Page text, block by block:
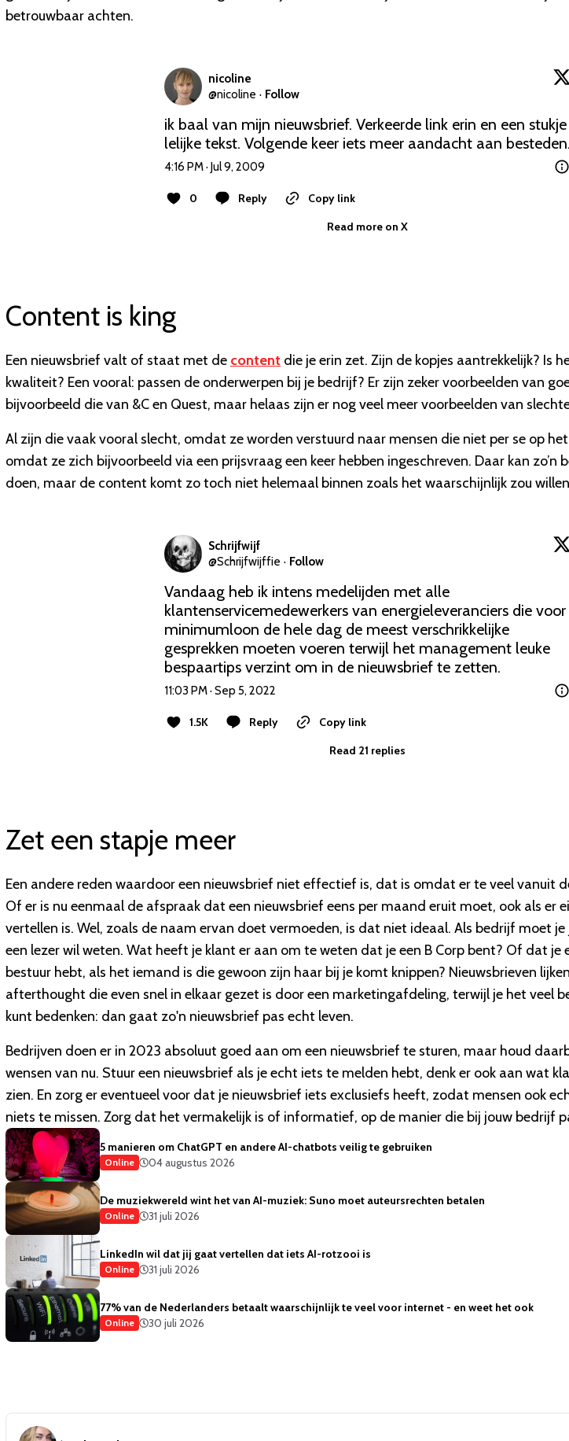
betrouwbaar achten.
nicoline
@nicoline · Follow
ik baal van mijn nieuwsbrief. Verkeerde link erin en een stukje
lelijke tekst. Volgende keer iets meer aandacht aan besteden.
4:16 PM · Jul 9, 2009
0 Reply
Copy link
Read more on X
Content is king
Een nieuwsbrief valt of staat met de content die je erin zet. Zijn de kopjes aantrekkelijk? Is
kwaliteit? Een vooral: passen de onderwerpen bij je bedrijf? Er zijn zeker voorbeelden van
bijvoorbeeld die van &C en Quest, maar helaas zijn er nog veel meer voorbeelden van
Al zijn die vaak vooral slecht, omdat ze worden verstuurd naar mensen die niet per se op
omdat ze zich bijvoorbeeld via een prijsvraag een keer hebben ingeschreven. Daar kan zo’n
doen, maar de content komt zo toch niet helemaal binnen zoals het waarschijnlijk zou
Schrijfwijf
@Schrijfwijffie · Follow
Vandaag heb ik intens medelijden met alle
klantenservicemedewerkers van energieleveranciers die voor
minimumloon de hele dag de meest verschrikkelijke
gesprekken moeten voeren terwijl het management leuke
bespaartips verzint om in de nieuwsbrief te zetten.
11:03 PM · Sep 5, 2022
1.5K Reply
Copy link
Read 21 replies
Zet een stapje meer
Een andere reden waardoor een nieuwsbrief niet effectief is, dat is omdat er te veel vanuit
Of er is nu eenmaal de afspraak dat een nieuwsbrief eens per maand eruit moet, ook als er
vertellen is. Wel, zoals de naam ervan doet vermoeden, is dat niet ideaal. Als bedrijf moet
een lezer wil weten. Wat heeft je klant er aan om te weten dat je een B Corp bent? Of dat je
bestuur hebt, als het iemand is die gewoon zijn haar bij je komt knippen? Nieuwsbrieven
afterthought die even snel in elkaar gezet is door een marketingafdeling, terwijl je het veel
kunt bedenken: dan gaat zo'n nieuwsbrief pas echt leven.
Bedrijven doen er in 2023 absoluut goed aan om een nieuwsbrief te sturen, maar houd
wensen van nu. Stuur een nieuwsbrief als je echt iets te melden hebt, denk er ook aan wat
zien. En zorg er eventueel voor dat je nieuwsbrief iets exclusiefs heeft, zodat mensen ook
niets te missen. Zorg dat het vermakelijk is of informatief, op de manier die bij jouw bedrijf
5 manieren om ChatGPT en andere AI-chatbots veilig te gebruiken
Online 04 augustus 2026
De muziekwereld wint het van AI-muziek: Suno moet auteursrechten betalen
Online 31 juli 2026
LinkedIn wil dat jij gaat vertellen dat iets AI-rotzooi is
Online 31 juli 2026
77% van de Nederlanders betaalt waarschijnlijk te veel voor internet - en weet het ook
Online 30 juli 2026